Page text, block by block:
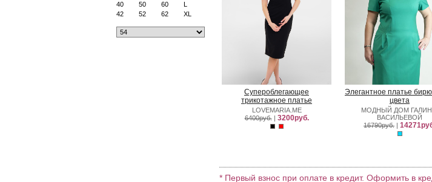
40
50 60
L
42
52 62 XL
Супероблегающее
трикотажное платье
LOVEMARIA.ME
6400руб.| 3200руб.
Элегантное платье
цвета
МОДНЫЙ ДОМ
ВАСИЛЬЕВОЙ
16790руб. |
* Первый взнос при оплате в кредит. Оформить в